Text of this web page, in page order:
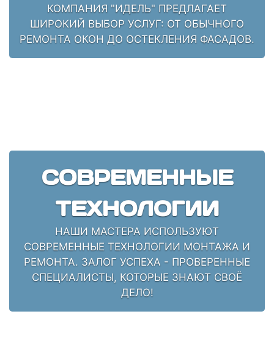
КОМПАНИЯ "ИДЕЛЬ" ПРЕДЛАГАЕТ
ШИРОКИЙ ВЫБОР УСЛУГ: ОТ ОБЫЧНОГО
РЕМОНТА ОКОН ДО ОСТЕКЛЕНИЯ ФАСАДОВ.
СОВРЕМЕННЫЕ
ТЕХНОЛОГИИ
НАШИ МАСТЕРА ИСПОЛЬЗУЮТ
СОВРЕМЕННЫЕ ТЕХНОЛОГИИ МОНТАЖА И
РЕМОНТА. ЗАЛОГ УСПЕХА - ПРОВЕРЕННЫЕ
СПЕЦИАЛИСТЫ, КОТОРЫЕ ЗНАЮТ СВОЁ
ДЕЛО!